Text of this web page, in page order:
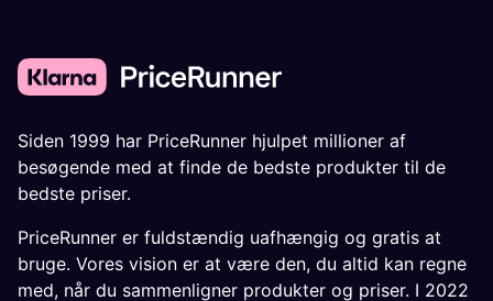
Siden 1999 har PriceRunner hjulpet millioner af
besøgende med at finde de bedste produkter til de
bedste priser.
PriceRunner er fuldstændig uafhængig og gratis at
bruge. Vores vision er at være den, du altid kan regne
med, når du sammenligner produkter og priser. I 2022